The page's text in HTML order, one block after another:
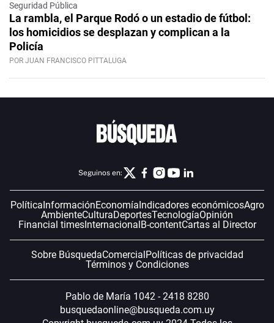
Seguridad Pública
La rambla, el Parque Rodó o un estadio de fútbol:
los homicidios se desplazan y complican a la
Policía
POR JUAN FRANCISCO PITTALUGA
Seguinos en:
PolíticaInformaciónEconomíaIndicadores económicosAgro
AmbienteCulturaDeportesTecnologíaOpinión
Financial timesInternacionalB-contentCartas al Director
Sobre BúsquedaComercialPolíticas de privacidad
Términos y Condiciones
Pablo de María 1042 - 2418 8280
busquedaonline@busqueda.com.uy